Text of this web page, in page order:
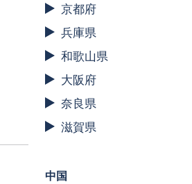
京都府
兵庫県
和歌山県
大阪府
奈良県
滋賀県
中国